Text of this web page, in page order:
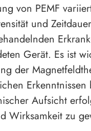
von PEMF
und
Gerät. Es ist
der
Aufsicht
Wirksamkeit zu